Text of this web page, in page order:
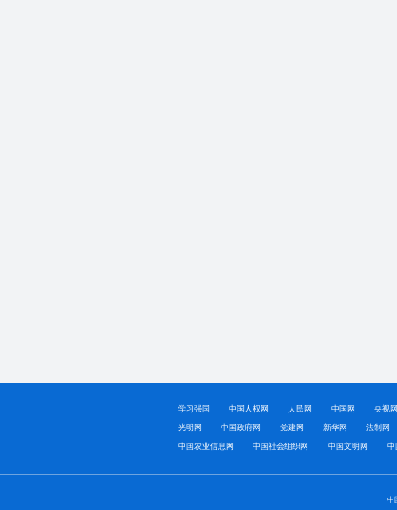
学习强国 中国人权网 人民网 中国网 央视
光明网 中国政府网 党建网 新华网 法制网
中国农业信息网 中国社会组织网 中国文明网 中
中